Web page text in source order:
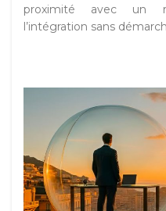
proximité avec un
l’intégration sans